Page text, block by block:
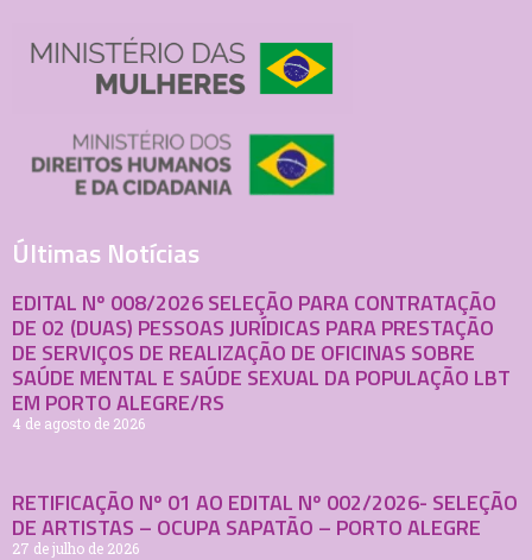
Últimas Notícias
EDITAL Nº 008/2026 SELEÇÃO PARA CONTRATAÇÃO
DE 02 (DUAS) PESSOAS JURÍDICAS PARA PRESTAÇÃO
DE SERVIÇOS DE REALIZAÇÃO DE OFICINAS SOBRE
SAÚDE MENTAL E SAÚDE SEXUAL DA POPULAÇÃO LBT
EM PORTO ALEGRE/RS
4 de agosto de 2026
RETIFICAÇÃO Nº 01 AO EDITAL Nº 002/2026- SELEÇÃO
DE ARTISTAS – OCUPA SAPATÃO – PORTO ALEGRE
27 de julho de 2026